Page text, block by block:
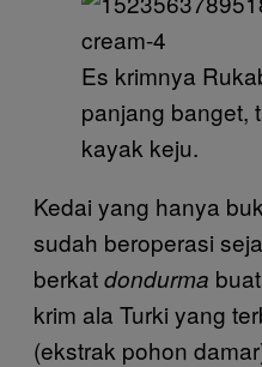
Es krimnya
panjang banget,
kayak keju.
Kedai yang hanya
sudah beroperasi
berkatdondurma
krim ala Turki yang
(ekstrak pohon